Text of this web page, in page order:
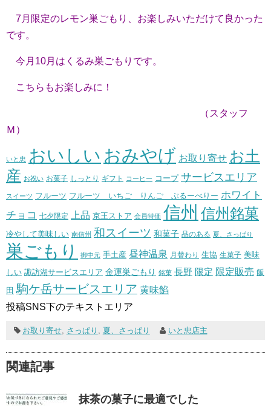
7月限定のレモン巣ごもり、お楽しみいただけて良かった
です。
今月10月はくるみ巣ごもりです。
こちらもお楽しみに！
（スタッフ
Ｍ）
いと忠 おいしい おみやげ お取り寄せ お土
産 お祝い お菓子 しっとり ギフト コーヒー コープ サービスエリア
スイーツ フルーツ フルーツ いちご りんご ぶるーべりー ホワイト
チョコ 七夕限定 上品 京王ストア 会員特価 信州 信州銘菓
冷やして美味しい 南信州 和スイーツ 和菓子 品のある 夏、さっぱり
巣ごもり 御中元 手土産 昼神温泉 月替わり 生協 生菓子 美味
しい 諏訪湖サービスエリア 金運巣ごもり 銘菓 長野 限定 限定販売 飯
田 駒ケ岳サービスエリア 黄味餡
投稿SNS下のテキストエリア
お取り寄せ, さっぱり 夏、さっぱり いと忠店主
関連記事
抹茶の菓子に最適でした